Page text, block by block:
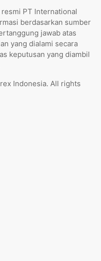
PT International
berdasarkan sumber
jawab atas
yang dialami secara
keputusan yang diambil
Indonesia. All rights